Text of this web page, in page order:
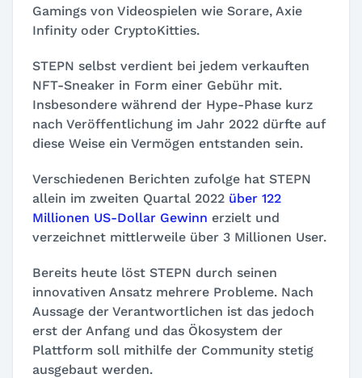
Gamings von Videospielen wie Sorare, Axie
Infinity oder CryptoKitties.
STEPN selbst verdient bei jedem verkauften
NFT-Sneaker in Form einer Gebühr mit.
Insbesondere während der Hype-Phase kurz
nach Veröffentlichung im Jahr 2022 dürfte auf
diese Weise ein Vermögen entstanden sein.
Verschiedenen Berichten zufolge hat STEPN
allein im zweiten Quartal 2022 über 122
Millionen US-Dollar Gewinn erzielt und
verzeichnet mittlerweile über 3 Millionen User.
Bereits heute löst STEPN durch seinen
innovativen Ansatz mehrere Probleme. Nach
Aussage der Verantwortlichen ist das jedoch
erst der Anfang und das Ökosystem der
Plattform soll mithilfe der Community stetig
ausgebaut werden.